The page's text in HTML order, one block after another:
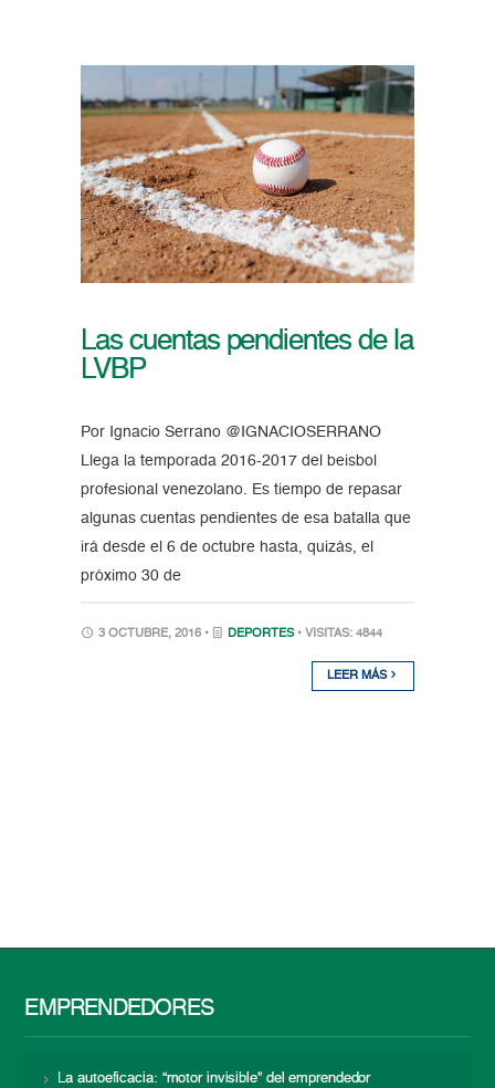
Las cuentas pendientes de la
LVBP
Por Ignacio Serrano @IGNACIOSERRANO
Llega la temporada 2016-2017 del beisbol
profesional venezolano. Es tiempo de repasar
algunas cuentas pendientes de esa batalla que
irá desde el 6 de octubre hasta, quizás, el
próximo 30 de
3 OCTUBRE, 2016 • DEPORTES • VISITAS: 4844
LEER MÁS
EMPRENDEDORES
La autoeficacia: “motor invisible” del emprendedor